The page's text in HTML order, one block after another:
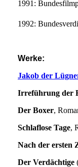
1991:
1992:
Werke:
Jakob der
Irreführung der
Der Boxer,
Schlaflose Tage,
Nach der ersten
Der Verdächtige